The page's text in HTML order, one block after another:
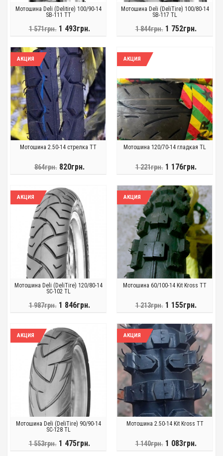
Мотошина Deli (Delitire) 100/90-14
SB-111 TT
1 571грн. 1 493грн.
Мотошина Deli (DeliTire) 100/80-14
SB-117 TL
1 844грн. 1 752грн.
АКЦИЯ
Мотошина 2.50-14 стрелка TT
864грн. 820грн.
АКЦИЯ
Мотошина 120/70-14 гладкая TL
1 221грн. 1 176грн.
АКЦИЯ
Мотошина Deli (DeliTire) 120/80-14
SC-102 TL
1 987грн. 1 846грн.
АКЦИЯ
Мотошина 60/100-14 Kit Kross TT
1 213грн. 1 155грн.
АКЦИЯ
Мотошина Deli (DeliTire) 90/90-14
SC-128 TL
1 553грн. 1 475грн.
АКЦИЯ
Мотошина 2.50-14 Kit Kross TT
1 140грн. 1 083грн.